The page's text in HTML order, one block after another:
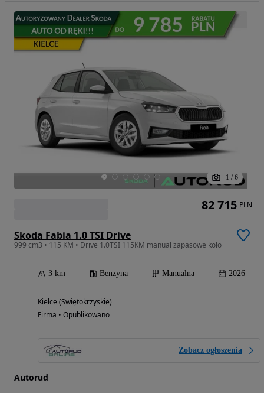
1 / 6
Skoda Fabia 1.0 TSI Drive
999 cm3 • 115 KM • Drive 1.0TSI 115KM manual zapasowe koło
3 km Benzyna Manualna 2026
Kielce (Świętokrzyskie)
Firma • Opublikowano
Zobacz ogłoszenia
Autorud
82 715 PLN